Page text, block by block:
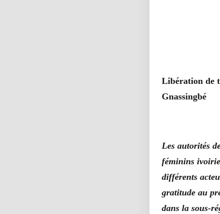
Libération de
Gnassingbé
Les autorités
féminins
différents
gratitude au
dans la sous-